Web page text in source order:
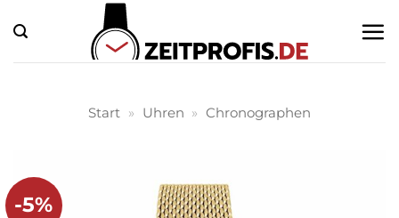
Inhalt
springen
Start » Uhren » Chronographen
-5%